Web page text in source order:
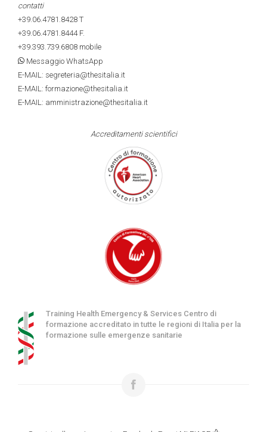
contatti
+39.06.4781.8428 T
+39.06.4781.8444F.
+39.393.739.6808 mobile
Messaggio WhatsApp
E-MAIL: segreteria@thesitalia.it
E-MAIL: formazione@thesitalia.it
E-MAIL: amministrazione@thesitalia.it
Accreditamenti scientifici
Training Health Emergency & Services Centro di
formazione accreditato in tutte le regioni di Italia per la
formazione sulle emergenze sanitarie